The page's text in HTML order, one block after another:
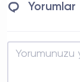
Yorumlar